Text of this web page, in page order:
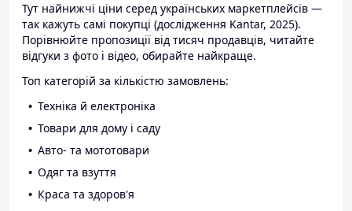
Тут найнижчі ціни серед українських маркетплейсів —
так кажуть самі покупці (дослідження Kantar, 2025).
Порівнюйте пропозиції від тисяч продавців, читайте
відгуки з фото і відео, обирайте найкраще.
Топ категорій за кількістю замовлень:
Техніка й електроніка
Товари для дому і саду
Авто- та мототовари
Одяг та взуття
Краса та здоров'я